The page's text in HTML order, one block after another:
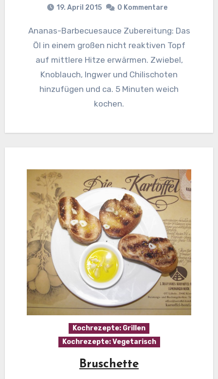
19. April 2015 0 Kommentare
Ananas-Barbecuesauce Zubereitung: Das
Öl in einem großen nicht reaktiven Topf
auf mittlere Hitze erwärmen. Zwiebel,
Knoblauch, Ingwer und Chilischoten
hinzufügen und ca. 5 Minuten weich
kochen.
Kochrezepte: Grillen
Kochrezepte: Vegetarisch
Bruschette